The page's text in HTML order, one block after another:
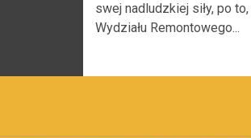
swej nadludzkiej siły, po
Wydziału Remontowego...